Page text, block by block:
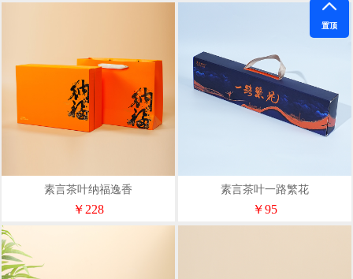
素言茶叶纳福逸香
￥228
素言茶叶一路繁花
￥95
置顶